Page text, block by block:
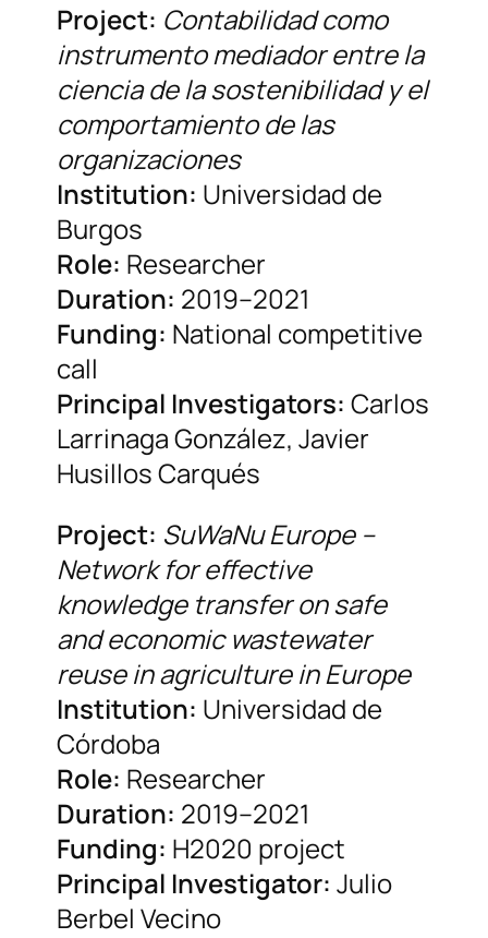
Project: Contabilidad como
instrumento mediador entre la
ciencia de la sostenibilidad y el
comportamiento de las
organizaciones
Institution: Universidad de
Burgos
Role: Researcher
Duration: 2019–2021
Funding: National competitive
call
Principal Investigators: Carlos
Larrinaga González, Javier
Husillos Carqués
Project: SuWaNu Europe –
Network for effective
knowledge transfer on safe
and economic wastewater
reuse in agriculture in Europe
Institution: Universidad de
Córdoba
Role: Researcher
Duration: 2019–2021
Funding: H2020 project
Principal Investigator: Julio
Berbel Vecino